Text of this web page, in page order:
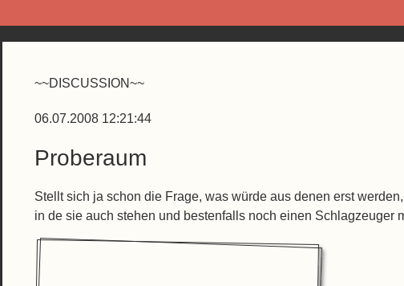
~~DISCUSSION~~
06.07.2008 12:21:44
Proberaum
Stellt sich ja schon die Frage, was würde aus denen erst
in de sie auch stehen und bestenfalls noch einen Schlagzeuger